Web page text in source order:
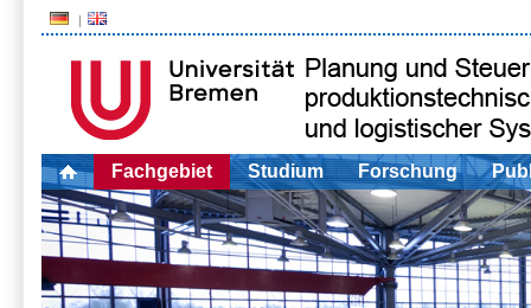
Fachgebiet Studium Forschung